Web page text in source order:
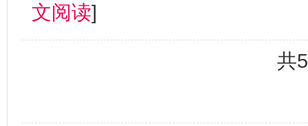
文阅读]
共